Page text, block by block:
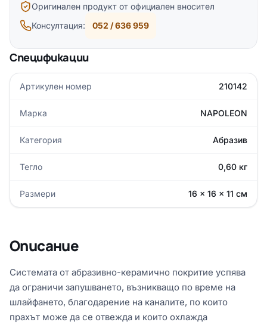
Оригинален продукт от официален вносител
Консултация:
052 / 636 959
Спецификации
Артикулен номер 210142
Марка NAPOLEON
Категория Абразив
Тегло 0,60 кг
Размери 16 × 16 × 11 см
Описание
Системата от абразивно-керамично покритие успява
да ограничи запушването, възникващо по време на
шлайфането, благодарение на каналите, по които
прахът може да се отвежда и които охлажда